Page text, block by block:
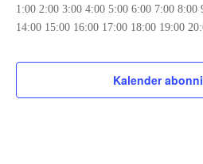
0:00
1:00 2:00 3:00 4:00 5:00 6:00 7:00 8:00
14:00 15:00 16:00 17:00 18:00 19:00
September
2025
Veranstaltungen
diesem
September
2025
Veranstaltungen
diesem
September
2025
Veranstaltungen
diesem
September
2025
Veranstaltungen
diesem
September
2025
Veranstaltungen
diesem
September
2025
Veranstaltungen
diesem
September
2025
Veranstaltungen
diesem
Kalender